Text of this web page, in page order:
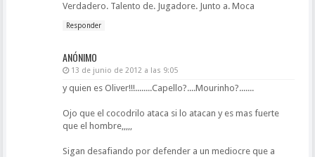
Verdadero. Talento de. Jugadore. Junto a. Moca
Responder
ANÓNIMO
13 de junio de 2012 a las 9:05
y quien es Oliver!!!........Capello?....Mourinho?.......
Ojo que el cocodrilo ataca si lo atacan y es mas fuerte
que el hombre,,,,,
Sigan desafiando por defender a un mediocre que a